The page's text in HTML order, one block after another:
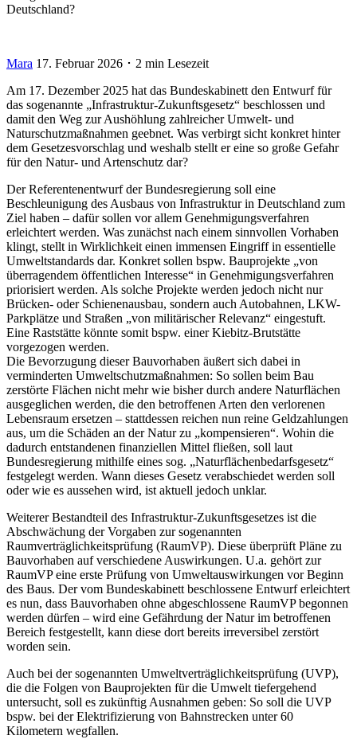
Deutschland?
Mara 17. Februar 2026 ･ 2 min Lesezeit
Am 17. Dezember 2025 hat das Bundeskabinett den Entwurf für
das sogenannte „Infrastruktur-Zukunftsgesetz“ beschlossen und
damit den Weg zur Aushöhlung zahlreicher Umwelt- und
Naturschutzmaßnahmen geebnet. Was verbirgt sicht konkret hinter
dem Gesetzesvorschlag und weshalb stellt er eine so große Gefahr
für den Natur- und Artenschutz dar?
Der Referentenentwurf der Bundesregierung soll eine
Beschleunigung des Ausbaus von Infrastruktur in Deutschland zum
Ziel haben – dafür sollen vor allem Genehmigungsverfahren
erleichtert werden. Was zunächst nach einem sinnvollen Vorhaben
klingt, stellt in Wirklichkeit einen immensen Eingriff in essentielle
Umweltstandards dar. Konkret sollen bspw. Bauprojekte „von
überragendem öffentlichen Interesse“ in Genehmigungsverfahren
priorisiert werden. Als solche Projekte werden jedoch nicht nur
Brücken- oder Schienenausbau, sondern auch Autobahnen, LKW-
Parkplätze und Straßen „von militärischer Relevanz“ eingestuft.
Eine Raststätte könnte somit bspw. einer Kiebitz-Brutstätte
vorgezogen werden.
Die Bevorzugung dieser Bauvorhaben äußert sich dabei in
verminderten Umweltschutzmaßnahmen: So sollen beim Bau
zerstörte Flächen nicht mehr wie bisher durch andere Naturflächen
ausgeglichen werden, die den betroffenen Arten den verlorenen
Lebensraum ersetzen – stattdessen reichen nun reine Geldzahlungen
aus, um die Schäden an der Natur zu „kompensieren“. Wohin die
dadurch entstandenen finanziellen Mittel fließen, soll laut
Bundesregierung mithilfe eines sog. „Naturflächenbedarfsgesetz“
festgelegt werden. Wann dieses Gesetz verabschiedet werden soll
oder wie es aussehen wird, ist aktuell jedoch unklar.
Weiterer Bestandteil des Infrastruktur-Zukunftsgesetzes ist die
Abschwächung der Vorgaben zur sogenannten
Raumverträglichkeitsprüfung (RaumVP). Diese überprüft Pläne zu
Bauvorhaben auf verschiedene Auswirkungen. U.a. gehört zur
RaumVP eine erste Prüfung von Umweltauswirkungen vor Beginn
des Baus. Der vom Bundeskabinett beschlossene Entwurf erleichtert
es nun, dass Bauvorhaben ohne abgeschlossene RaumVP begonnen
werden dürfen – wird eine Gefährdung der Natur im betroffenen
Bereich festgestellt, kann diese dort bereits irreversibel zerstört
worden sein.
Auch bei der sogenannten Umweltverträglichkeitsprüfung (UVP),
die die Folgen von Bauprojekten für die Umwelt tiefergehend
untersucht, soll es zukünftig Ausnahmen geben: So soll die UVP
bspw. bei der Elektrifizierung von Bahnstrecken unter 60
Kilometern wegfallen.